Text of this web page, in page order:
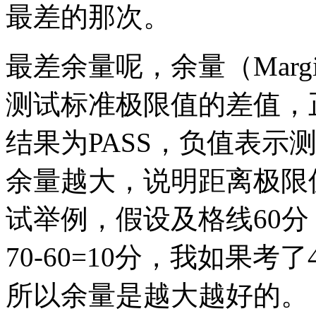
最差的那次。
最差余量呢，余量（
测试标准极限值的差值
结果为PASS，负值表示
余量越大，说明距离极
试举例，假设及格线60
70-60=10分，我如果考
所以余量是越大越好的。